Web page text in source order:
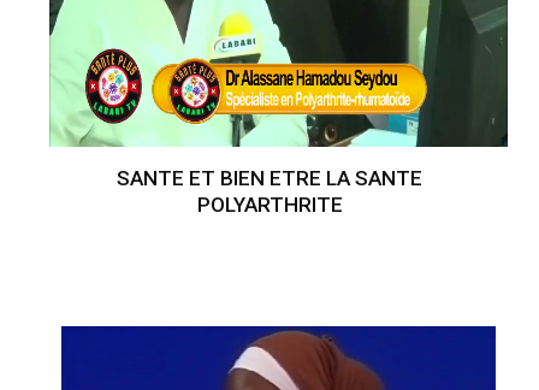
SANTE ET BIEN ETRE LA SANTE
POLYARTHRITE